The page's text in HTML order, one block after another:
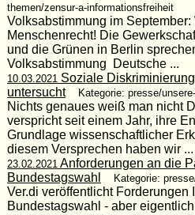
themen/zensur-a-informationsfreiheit
Volksabstimmung im September:
Menschenrecht! Die
und die Grünen in Berlin
Volksabstimmung Deutsche ...
10.03.2021 Soziale
untersucht
Kategorie: presse/
Nichts genaues weiß man nicht
verspricht seit einem Jahr, ihre
Grundlage wissenschaftlicher
diesem Versprechen haben wir ...
23.02.2021 Anforderungen an die
Bundestagswahl
Kategorie:
Ver.di veröffentlicht Forderungen
Bundestagswahl - aber